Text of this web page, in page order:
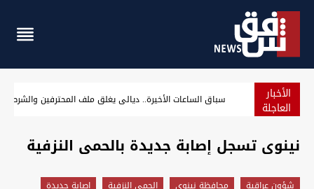
الأخبار
العاجلة خاما البصرة ينهيان الأسبوع على تراجع رغم ارتفاع آخر جلسة
نينوى تسجل إصابة جديدة بالحمى النزفية
شؤون عراقية محافظة نينوى الحمى النزفية اصابة جديدة